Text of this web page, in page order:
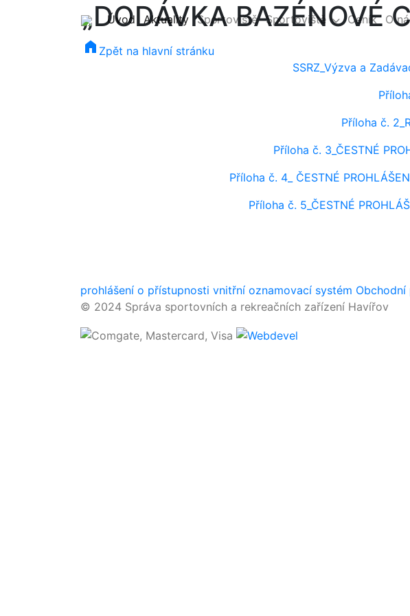
Úvod(current)
Aktuality(current)
Sportoviště Sportoviště Ceník O
„DODÁVKA BAZÉNOVÉ
home Zpět na hlavní stránku
SSRZ_Výzva a
Příloha č.
Příloha č. 3_ČESTNÉ
Příloha č. 4_ ČESTNÉ
Příloha č. 5_ČESTNÉ
prohlášení o přístupnosti vnitřní oznamovací systém
© 2024 Správa sportovních a rekreačních zařízení Havířov